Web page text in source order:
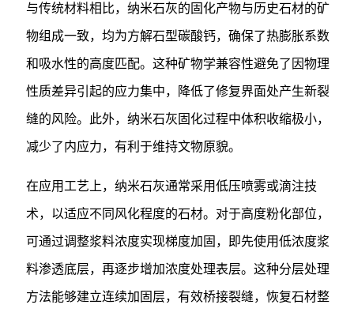
与传统材料相比，纳米石灰的固化产物与历史石材的矿
物组成一致，均为方解石型碳酸钙，确保了热膨胀系数
和吸水性的高度匹配。这种矿物学兼容性避免了因物理
性质差异引起的应力集中，降低了修复界面处产生新裂
缝的风险。此外，纳米石灰固化过程中体积收缩极小，
减少了内应力，有利于维持文物原貌。
在应用工艺上，纳米石灰通常采用低压喷雾或滴注技
术，以适应不同风化程度的石材。对于高度粉化部位，
可通过调整浆料浓度实现梯度加固，即先使用低浓度浆
料渗透底层，再逐步增加浓度处理表层。这种分层处理
方法能够建立连续加固层，有效桥接裂缝，恢复石材整